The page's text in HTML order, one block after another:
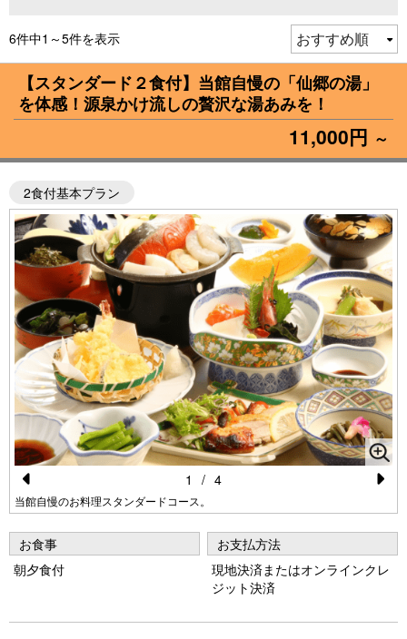
6件中1～5件を表示
【スタンダード２食付】当館自慢の「仙郷の湯」
を体感！源泉かけ流しの贅沢な湯あみを！
11,000円 ～
2食付基本プラン
Pr
e
vi
o
当館自慢のお料理スタンダードコース。
e
xt
1 / 4
お食事
朝夕食付
お支払方法
現地決済またはオンラインクレ
ジット決済